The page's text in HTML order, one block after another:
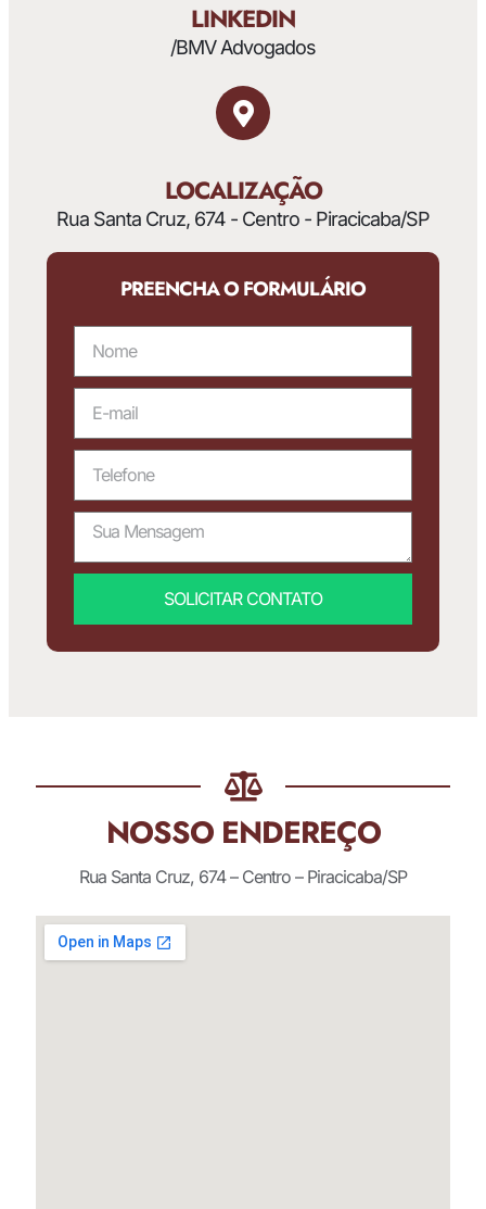
LINKEDIN
/BMV Advogados
LOCALIZAÇÃO
Rua Santa Cruz, 674 - Centro - Piracicaba/SP
PREENCHA O FORMULÁRIO
SOLICITAR CONTATO
NOSSO ENDEREÇO
Rua Santa Cruz, 674 – Centro – Piracicaba/SP